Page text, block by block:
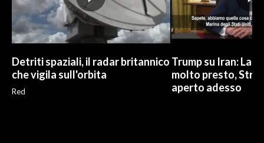
Detriti spaziali, il radar britannico
che vigila sull'orbita
Red
Trump su Iran: La
molto presto,
aperto adesso